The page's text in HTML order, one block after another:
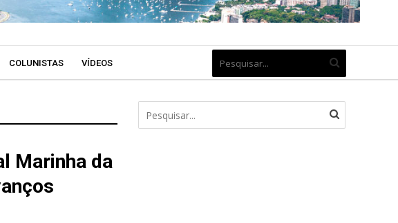
COLUNISTAS VÍDEOS
Marinha da